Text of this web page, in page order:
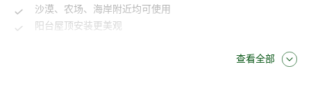
沙漠、农场、海岸附近均可使用
阳台屋顶安装更美观
查看全部